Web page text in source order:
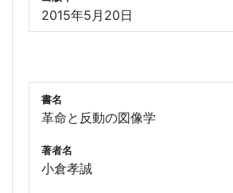
2015年5月20日
書名
革命と反動の図像学
著者名
小倉孝誠